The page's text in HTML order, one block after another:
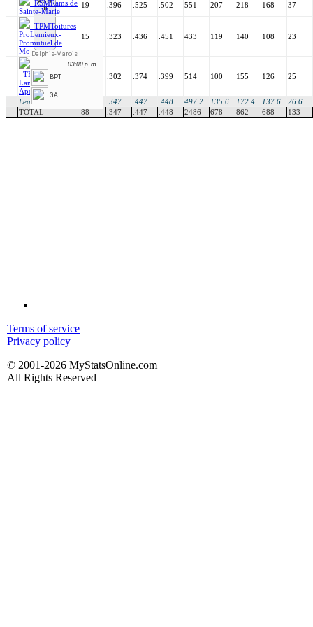
AGO
8
Delphis-Marois
03:00 p. m.
BPT
GAL
RSMRams de
Sainte-Marie
19 .396 .525 .502 551 207 218 168 37
TPMToitures
ProLemieux-
Promutuel de
Montmagny
15 .323 .436 .451 433 119 140 108 23
TELTerrassement
Lambert de St-
Apollinaire
.302 .374 .399 514 100 155 126 25
League Avg .347 .447 .448 497.2 135.6 172.4 137.6
26.6
TOTAL
88 .347 .447 .448 2486 678 862 688 133
Terms of service
Privacy policy
© 2001-2026 MyStatsOnline.com
All Rights Reserved